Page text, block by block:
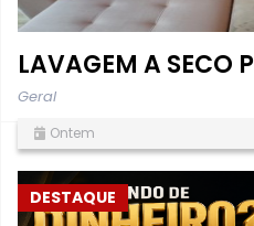
LAVAGEM A SECO
Geral
Ontem
DESTAQUE